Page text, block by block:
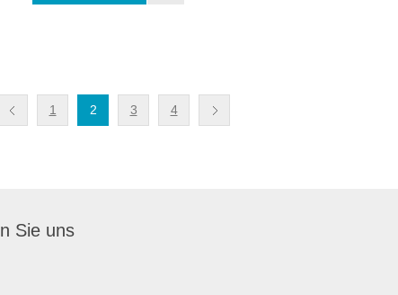
1 2 3 4
Sie uns